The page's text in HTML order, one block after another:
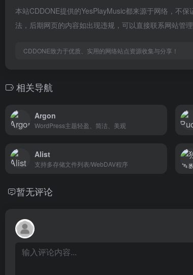
本站CDDONE提供的YesPlayMusic都来源于网络，不
法，后期网页的内容如出现违规，可以直接联系网站管
CDDONE致力于优质、实用的网络站点资源收集与分享！
相关导航
Argon
WordPress主题轻盈、简洁、美观
Alist
支持多存储文件列表/WebDAV程序
暂无评论